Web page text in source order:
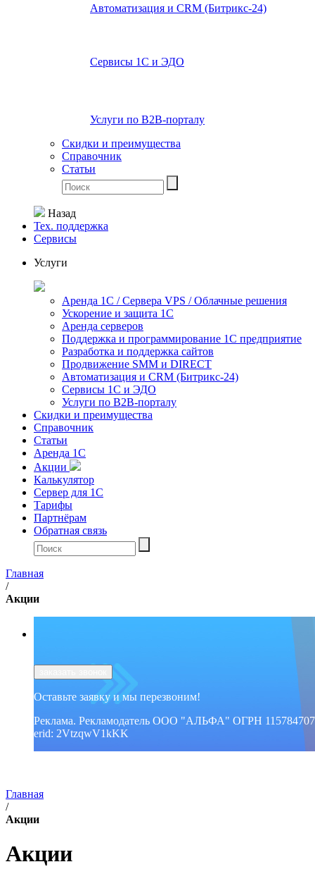
Автоматизация и СRМ (Битрикс-24)
Сервисы 1С и ЭДО
Услуги по В2В-порталу
Скидки и преимущества
Справочник
Статьи
Назад
Тех. поддержка
Сервисы
Услуги
Аренда 1С / Сервера VPS / Облачные решения
Ускорение и защита 1С
Аренда серверов
Поддержка и программирование 1С предприятие
Разработка и поддержка сайтов
Продвижение SMM и DIRECT
Автоматизация и СRМ (Битрикс-24)
Сервисы 1С и ЭДО
Услуги по В2В-порталу
Скидки и преимущества
Справочник
Статьи
Аренда 1С
Акции
Калькулятор
Сервер для 1С
Тарифы
Партнёрам
Обратная связь
Главная
/
Акции
Оставьте заявку и мы перезвоним!
Реклама. Рекламодатель ООО "АЛЬФА" ОГРН
erid: 2VtzqwV1kKK
Главная
/
Акции
Акции